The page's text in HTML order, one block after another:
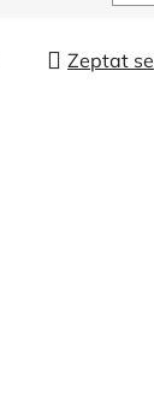
Zeptat se